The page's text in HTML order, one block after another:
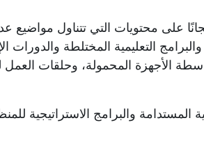
على محتويات التي تتناول مواضيع
التعليمية المختلطة والدورات
الأجهزة المحمولة، وحلقات العمل
المستدامة والبرامج الاستراتيجية